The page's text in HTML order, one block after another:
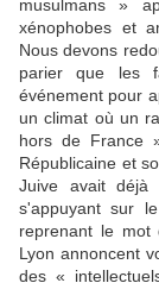
musulmans »
xénophobes et
Nous devons
parier que les
événement pour
un climat où un
hors de France
Républicaine et
Juive avait déjà
s'appuyant sur
reprenant le mot
Lyon annoncent
des «